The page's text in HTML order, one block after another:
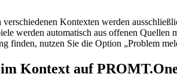
Kontexten werden
werden automatisch aus offenen
finden, nutzen Sie die Option „Problem
Kontext auf